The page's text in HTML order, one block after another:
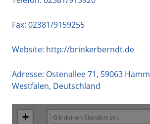
Fax: 02381/9159255
Website: http://brinkerberndt.de
Adresse: Ostenallee 71, 59063 Hamm
Westfalen, Deutschland
+